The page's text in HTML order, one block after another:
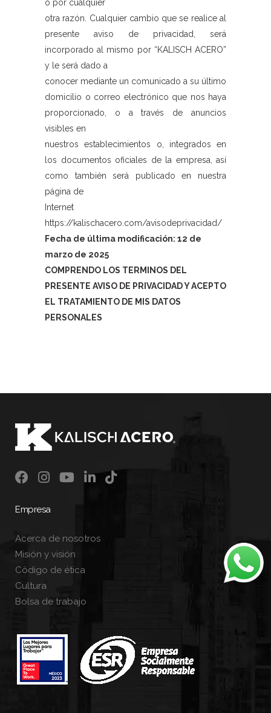
o por cualquier
otra razón. Cualquier cambio que se realice al
presente aviso de privacidad, será
incorporado al mismo por “KALISCH ACERO”
y le será dado a
conocer mediante un comunicado a su último
domicilio o correo electrónico que nos haya
proporcionado, o a través de anuncios
visibles en
nuestros establecimientos o, integrados en
los documentos oficiales de la empresa, así
como también será publicado en nuestra
página de
Internet
https://kalischacero.com/avisodeprivacidad/
Fecha de última modificación: 12 de
marzo de 2025
COMPRENDO LOS TERMINOS DEL
PRESENTE AVISO DE PRIVACIDAD Y ACEPTO
EL TRATAMIENTO DE MIS DATOS
PERSONALES
Empresa
Acerca de nosotros
Misión y visión
Código de ética
Cultura
Bolsa de trabajo